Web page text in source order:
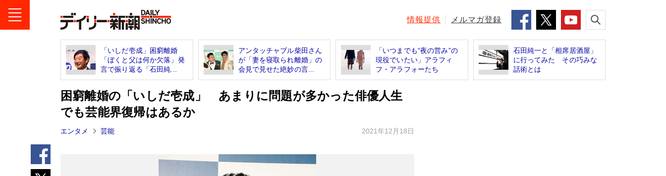
情報提供 メルマガ登録
「いしだ壱成」困窮離婚
「ぼくと父は何か欠落」発
言で振り返る「石田純...
アンタッチャブル柴田さん
が「妻を寝取られ離婚」の
会見で見せた絶妙の言...
「いつまでも“夜の営み”の
現役でいたい」アラフィ
フ・アラフォーたち
石田純一と「相席居酒屋」
に行ってみた その巧みな
話術とは
困窮離婚の「いしだ壱成」 あまりに問題が多かった俳優人生
でも芸能界復帰はあるか
エンタメ 芸能 2021年12月18日